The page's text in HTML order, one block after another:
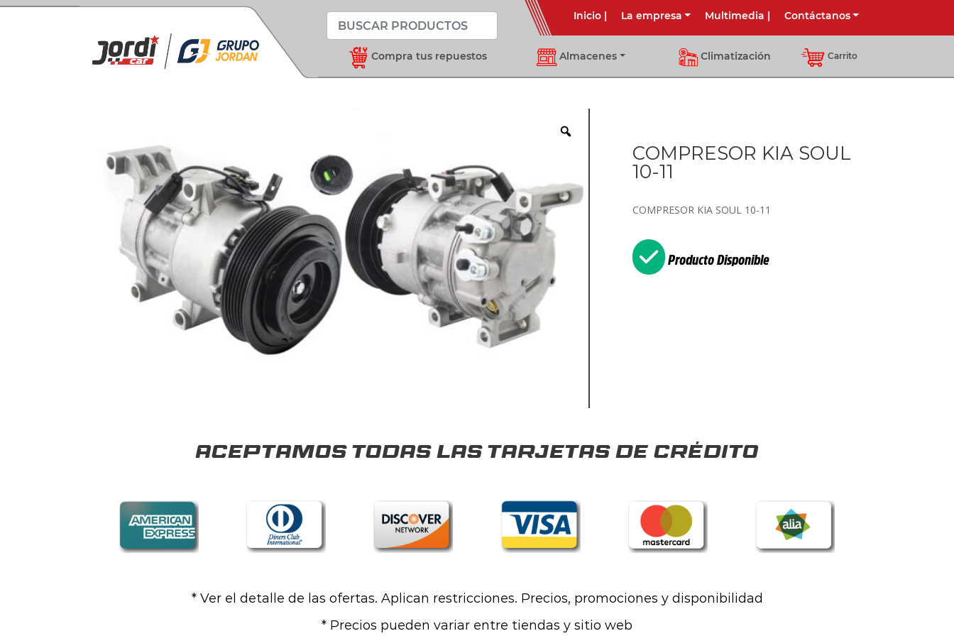
Inicio| La empresa Multimedia | Contáctanos
Compra tus repuestos Almacenes Climatización Carrito
COMPRESOR KIA SOUL
10-11
COMPRESOR KIA SOUL 10-11
Producto Disponible
Aceptamos todas las tarjetas de crédito
* Ver el detalle de las ofertas. Aplican restricciones. Precios, promociones y disponibilidad
* Precios pueden variar entre tiendas y sitio web